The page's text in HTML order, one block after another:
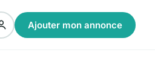
Ajouter mon annonce